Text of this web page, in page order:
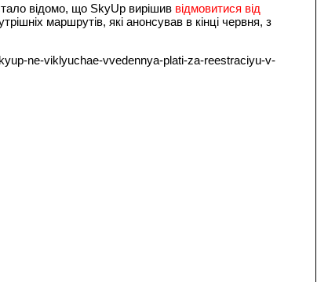
відомо, що SkyUp вирішив відмовитися від
маршрутів, які анонсував в кінці червня, з
ne-viklyuchae-vvedennya-plati-za-reestraciyu-v-